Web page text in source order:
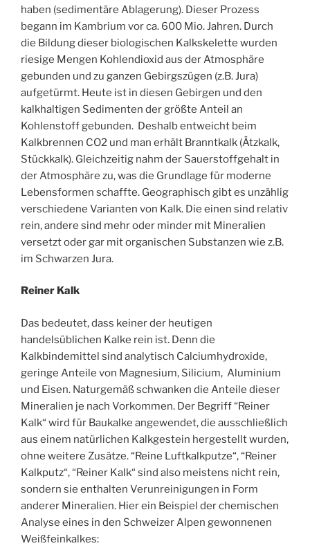
haben (sedimentäre Ablagerung). Dieser Prozess
begann im Kambrium vor ca. 600 Mio. Jahren. Durch
die Bildung dieser biologischen Kalkskelette wurden
riesige Mengen Kohlendioxid aus der Atmosphäre
gebunden und zu ganzen Gebirgszügen (z.B. Jura)
aufgetürmt. Heute ist in diesen Gebirgen und den
kalkhaltigen Sedimenten der größte Anteil an
Kohlenstoff gebunden. Deshalb entweicht beim
Kalkbrennen CO2 und man erhält Branntkalk (Ätzkalk,
Stückkalk). Gleichzeitig nahm der Sauerstoffgehalt in
der Atmosphäre zu, was die Grundlage für moderne
Lebensformen schaffte. Geographisch gibt es unzählig
verschiedene Varianten von Kalk. Die einen sind relativ
rein, andere sind mehr oder minder mit Mineralien
versetzt oder gar mit organischen Substanzen wie z.B.
im Schwarzen Jura.
Reiner Kalk
Das bedeutet, dass keiner der heutigen
handelsüblichen Kalke rein ist. Denn die
Kalkbindemittel sind analytisch Calciumhydroxide,
geringe Anteile von Magnesium, Silicium, Aluminium
und Eisen. Naturgemäß schwanken die Anteile dieser
Mineralien je nach Vorkommen. Der Begriff “Reiner
Kalk“ wird für Baukalke angewendet, die ausschließlich
aus einem natürlichen Kalkgestein hergestellt wurden,
ohne weitere Zusätze. “Reine Luftkalkputze“, “Reiner
Kalkputz“, “Reiner Kalk“ sind also meistens nicht rein,
sondern sie enthalten Verunreinigungen in Form
anderer Mineralien. Hier ein Beispiel der chemischen
Analyse eines in den Schweizer Alpen gewonnenen
Weißfeinkalkes: